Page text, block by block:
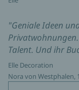
"Geniale Ideen
Talent. Und ihr
Elle Decoration
Nora von Westphalen,